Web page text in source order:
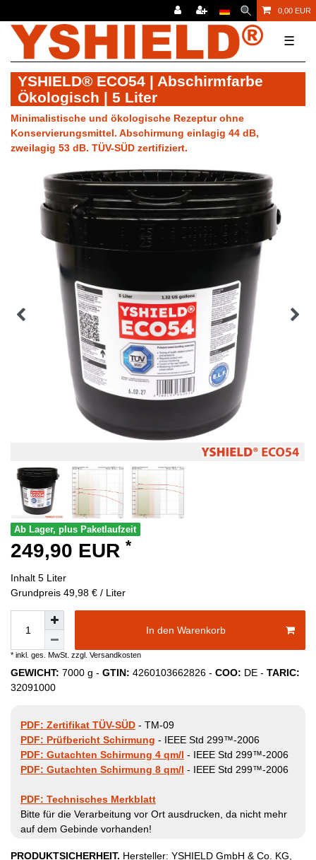
0,00 EUR
☰
YSHIELD® ECO54 | Abschirmfarbe
Ökologisch | 5 Liter
Minimalistische und ökologische Rezeptur ohne
Konservierungsmittel. Abschirmung einlagig 44 dB,
zweilagig 53 dB. TÜV-SÜD zertifiziert.
Ab Lager, plus Paketlaufzeit
249,90 EUR *
Inhalt 5 Liter
Grundpreis 49,98 € / Liter
In den Warenkorb
* inkl. ges. MwSt. zzgl. Versandkosten
GEWICHT: 7000 g - GTIN: 4260103662826 - COO: DE - TARIC:
32091000
PDF: Zertifikat TÜV-SÜD - TM-09
PDF: Prüfbericht Schirmung - IEEE Std 299™-2006
PDF: Gutachten Schirmung 4 qm/l - IEEE Std 299™-2006
PDF: Gutachten Schirmung 8 qm/l - IEEE Std 299™-2006
PDF: Technisches Merkblatt
Bitte für die Verarbeitung vor Ort ausdrucken, da nicht mehr
auf dem Gebinde vorhanden!
PRODUKTSICHERHEIT. Hersteller: YSHIELD GmbH & Co. KG,